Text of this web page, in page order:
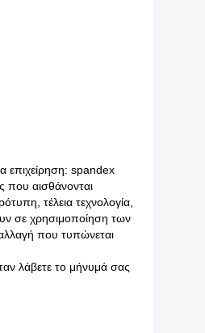
επιχείρηση: spandex
αισθάνονται
τέλεια τεχνολογία,
σε χρησιμοποίηση των
που τυπώνεται
λάβετε το μήνυμά σας